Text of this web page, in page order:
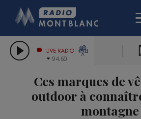
LES CHRONIQUES DE
CITIZEN
GRAND MASSIF DOMAINES
BIGARD
COMPAGNIE DU MONT-
LIVE RADIO
94.60
Ces marques de
outdoor à
montagne